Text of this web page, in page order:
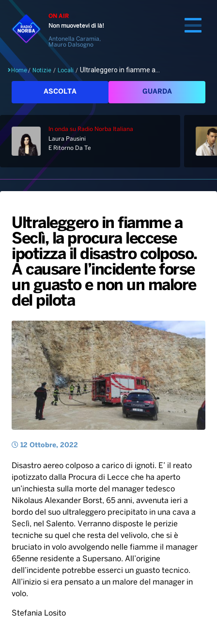
ON AIR
Non muovetevi di là!
Antonella Caramia,
Mauro Dalsogno
Cerca
Home
Palinsesto
Hit Dance
Giochi&Concorsi
PALATOUR
Notizie
Locali
Musica e Spettacolo
Sport
Radio Norba Consiglia
Leggerissime
Playlist
Generale
Novità
Notiziario
Interviste
Oroscopo
Speciale Astrabilia 2026
Gallery
Radio Norba News TV
Voce al Bari
Battiti Live 2026
Gallery
Home/ Notizie / Locali / Ultraleggero in fiamme a...
ASCOLTA GUARDA
In onda su Radio Norba Italiana
Laura Pausini
E Ritorno Da Te
Ultraleggero in fiamme a
Seclì, la procura leccese
ipotizza il disastro colposo.
A causare l’incidente forse
un guasto e non un malore
del pilota
12 Ottobre, 2022
Disastro aereo colposo a carico di ignoti. E’ il reato
ipotizzato dalla Procura di Lecce che ha aperto
un’inchiesta sulla morte del manager tedesco
Nikolaus Alexander Borst, 65 anni, avvenuta ieri a
bordo del suo ultraleggero precipitato in una cava a
Seclì, nel Salento. Verranno disposte le perizie
tecniche su quel che resta del velivolo, che si è
bruciato in volo avvolgendo nelle fiamme il manager
65enne residente a Supersano. All’origine
dell’incidente potrebbe esserci un guasto tecnico.
All’inizio si era pensato a un malore del manager in
volo.
Stefania Losito